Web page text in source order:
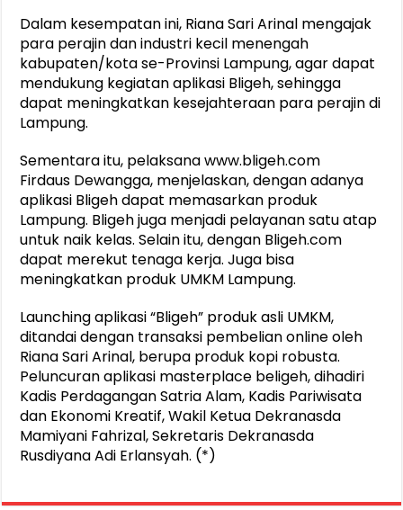
Dalam kesempatan ini, Riana Sari Arinal mengajak
para perajin dan industri kecil menengah
kabupaten/kota se-Provinsi Lampung, agar dapat
mendukung kegiatan aplikasi Bligeh, sehingga
dapat meningkatkan kesejahteraan para perajin di
Lampung.
Sementara itu, pelaksana www.bligeh.com
Firdaus Dewangga, menjelaskan, dengan adanya
aplikasi Bligeh dapat memasarkan produk
Lampung. Bligeh juga menjadi pelayanan satu atap
untuk naik kelas. Selain itu, dengan Bligeh.com
dapat merekut tenaga kerja. Juga bisa
meningkatkan produk UMKM Lampung.
Launching aplikasi “Bligeh” produk asli UMKM,
ditandai dengan transaksi pembelian online oleh
Riana Sari Arinal, berupa produk kopi robusta.
Peluncuran aplikasi masterplace beligeh, dihadiri
Kadis Perdagangan Satria Alam, Kadis Pariwisata
dan Ekonomi Kreatif, Wakil Ketua Dekranasda
Mamiyani Fahrizal, Sekretaris Dekranasda
Rusdiyana Adi Erlansyah. (*)